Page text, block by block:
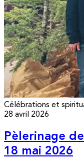
Célébrations et
28 avril 2026
Pèlerinage
18 mai 2026